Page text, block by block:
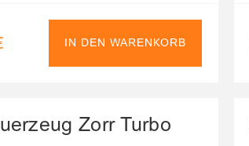
IN DEN WARENKORB
Zorr Turbo